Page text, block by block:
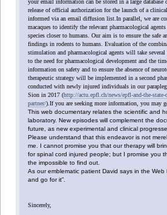
your email information can be stored in a large
release of official authorization for the launch of a
informed via an email diffusion list.In parallel, we are
macaques to identify the relevant pharmacological
species closer to humans. Our aim is to ensure the safe
findings in rodents to humans. Evaluation of the
stimulation and pharmacological agents will take
to the need for pharmacological development and the
information on safety and to ensure the absence of
therapeutic strategy will be implemented in a second
conducted with newly injured individuals in our
Sion in 2017 (http://actu.epfl.ch/news/epfl-and-the-state-
partner/).If you are seeking more information, you may
This web documentary relates the scientific and
laboratory. New episodes will complement the
future, as new experimental and clinical
Please understand that this endeavor is not
me. I cannot promise you that our therapy will
for spinal cord injured people; but I promise you
the impossible to find out.
As our emblematic patient David says in the Web
and go for it”.
Sincerely,